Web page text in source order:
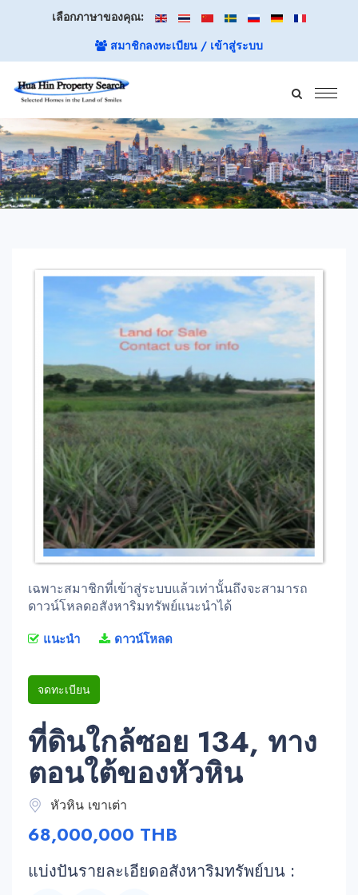
เลือกภาษาของคุณ:
สมาชิกลงทะเบียน / เข้าสู่ระบบ
เฉพาะสมาชิกที่เข้าสู่ระบบแล้วเท่านั้นถึงจะสามารถ
ดาวน์โหลดอสังหาริมทรัพย์แนะนำได้
แนะนำ ดาวน์โหลด
จดทะเบียน
ที่ดินใกล้ซอย 134, ทาง
ตอนใต้ของหัวหิน
หัวหิน เขาเต่า
68,000,000 THB
แบ่งปันรายละเอียดอสังหาริมทรัพย์บน :